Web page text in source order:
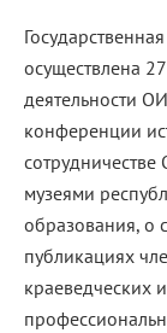
осуществлена
деятельности
конференции
музеями
образования, о
публикациях
краеведческих